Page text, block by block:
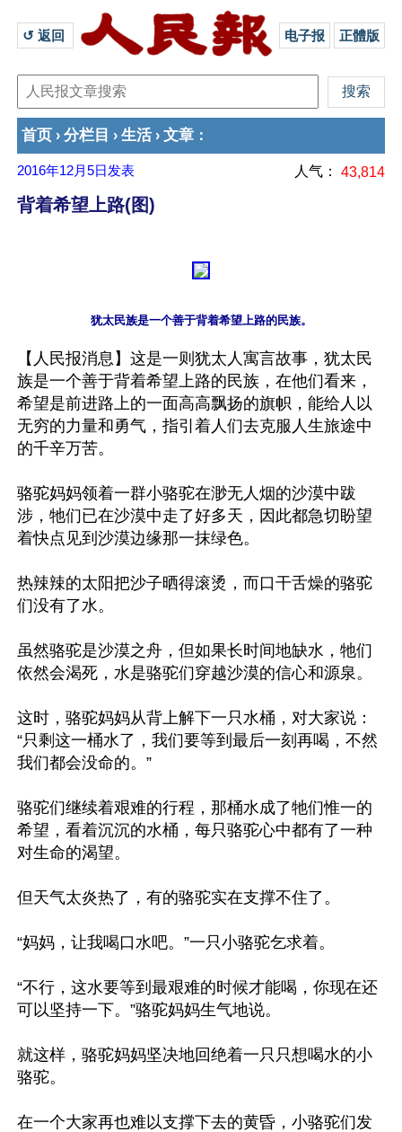
↺ 返回 电子报 正體版
首页 › 分栏目 › 生活 › 文章 ：
2016年12月5日 发表 人气： 43,814
背着希望上路(图)
【人民报消息】这是一则犹太人寓言故事，犹太民
族是一个善于背着希望上路的民族，在他们看来，
希望是前进路上的一面高高飘扬的旗帜，能给人以
无穷的力量和勇气，指引着人们去克服人生旅途中
的千辛万苦。
骆驼妈妈领着一群小骆驼在渺无人烟的沙漠中跋
涉，牠们已在沙漠中走了好多天，因此都急切盼望
着快点见到沙漠边缘那一抹绿色。
热辣辣的太阳把沙子晒得滚烫，而口干舌燥的骆驼
们没有了水。
虽然骆驼是沙漠之舟，但如果长时间地缺水，牠们
依然会渴死，水是骆驼们穿越沙漠的信心和源泉。
这时，骆驼妈妈从背上解下一只水桶，对大家说：
“只剩这一桶水了，我们要等到最后一刻再喝，不然
我们都会没命的。”
骆驼们继续着艰难的行程，那桶水成了牠们惟一的
希望，看着沉沉的水桶，每只骆驼心中都有了一种
对生命的渴望。
但天气太炎热了，有的骆驼实在支撑不住了。
“妈妈，让我喝口水吧。”一只小骆驼乞求着。
“不行，这水要等到最艰难的时候才能喝，你现在还
可以坚持一下。”骆驼妈妈生气地说。
就这样，骆驼妈妈坚决地回绝着一只只想喝水的小
骆驼。
在一个大家再也难以支撑下去的黄昏，小骆驼们发